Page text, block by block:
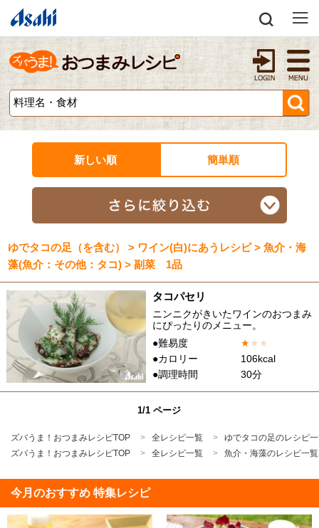
新しい順 簡単順
ゆでタコの足（を含む） > ワイン(白)にあうレシピ > 魚介・海
藻(魚介：その他：タコ) > 副菜 1品
タコパセリ
ニンニクがきいたワインのおつまみ
にぴったりのメニュー。
●難易度
★★ ★
●カロリー
106kcal
●調理時間
30分
1/1 ページ
ズバうま！おつまみレシピTOP 全レシピ一覧
ゆでタコの足のレシピ
ズバうま！おつまみレシピTOP
全レシピ一覧 魚介・海藻のレシピ一覧
今月のおすすめ 特集レシピ